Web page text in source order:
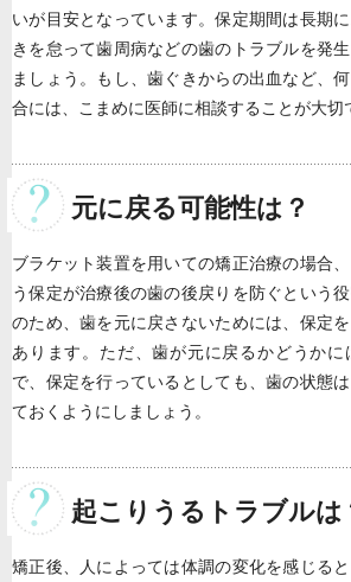
いが目安となっています。保定期間は長期
きを怠って歯周病などの歯のトラブルを発
ましょう。もし、歯ぐきからの出血など、
合には、こまめに医師に相談することが大切
元に戻る可能性は？
ブラケット装置を用いての矯正治療の場合
う保定が治療後の歯の後戻りを防ぐという
のため、歯を元に戻さないためには、保定
あります。ただ、歯が元に戻るかどうか
で、保定を行っているとしても、歯の状態
ておくようにしましょう。
起こりうるトラブルは
矯正後、人によっては体調の変化を感じる